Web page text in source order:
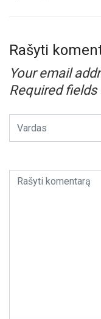
Rašyti
Your email
Required